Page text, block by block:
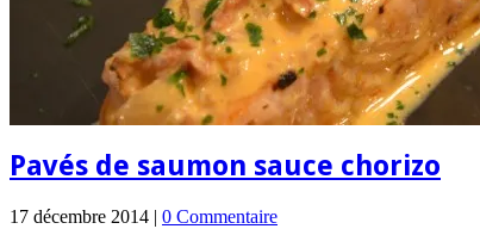
Pavés de saumon sauce chorizo
17 décembre 2014 | 0 Commentaire